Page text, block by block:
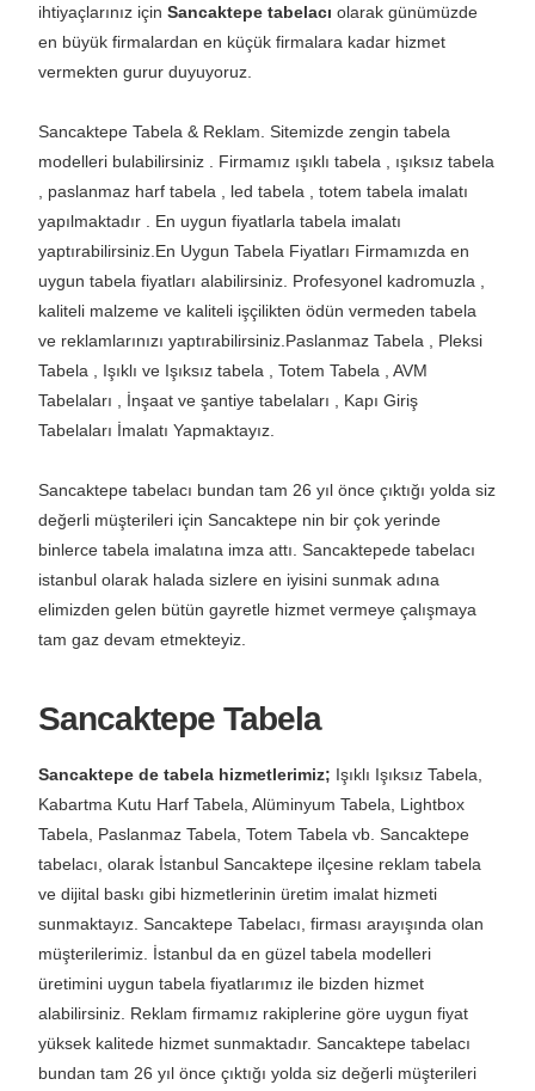
ihtiyaçlarınız içinSancaktepe tabelacı olarak günümüzde
en büyük firmalardan en küçük firmalara kadar hizmet
vermekten gurur duyuyoruz.
Sancaktepe Tabela & Reklam. Sitemizde zengin tabela
modelleri bulabilirsiniz . Firmamız ışıklı tabela , ışıksız tabela
, paslanmaz harf tabela , led tabela , totem tabela imalatı
yapılmaktadır . En uygun fiyatlarla tabela imalatı
yaptırabilirsiniz.En Uygun Tabela Fiyatları Firmamızda en
uygun tabela fiyatları alabilirsiniz. Profesyonel kadromuzla ,
kaliteli malzeme ve kaliteli işçilikten ödün vermeden tabela
ve reklamlarınızı yaptırabilirsiniz.Paslanmaz Tabela , Pleksi
Tabela , Işıklı ve Işıksız tabela , Totem Tabela , AVM
Tabelaları , İnşaat ve şantiye tabelaları , Kapı Giriş
Tabelaları İmalatı Yapmaktayız.
Sancaktepe tabelacı bundan tam 26 yıl önce çıktığı yolda siz
değerli müşterileri için Sancaktepe nin bir çok yerinde
binlerce tabela imalatına imza attı. Sancaktepede tabelacı
istanbul olarak halada sizlere en iyisini sunmak adına
elimizden gelen bütün gayretle hizmet vermeye çalışmaya
tam gaz devam etmekteyiz.
Sancaktepe Tabela
Sancaktepe de tabela hizmetlerimiz; Işıklı Işıksız Tabela,
Kabartma Kutu Harf Tabela, Alüminyum Tabela, Lightbox
Tabela, Paslanmaz Tabela, Totem Tabela vb. Sancaktepe
tabelacı, olarak İstanbul Sancaktepe ilçesine reklam tabela
ve dijital baskı gibi hizmetlerinin üretim imalat hizmeti
sunmaktayız. Sancaktepe Tabelacı, firması arayışında olan
müşterilerimiz. İstanbul da en güzel tabela modelleri
üretimini uygun tabela fiyatlarımız ile bizden hizmet
alabilirsiniz. Reklam firmamız rakiplerine göre uygun fiyat
yüksek kalitede hizmet sunmaktadır. Sancaktepe tabelacı
bundan tam 26 yıl önce çıktığı yolda siz değerli müşterileri